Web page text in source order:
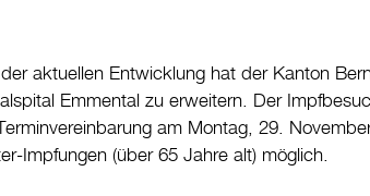
der aktuellen Entwicklung hat der Kanton
Emmental zu erweitern. Der
am Montag, 29.
Impfungen (über 65 Jahre alt) möglich.